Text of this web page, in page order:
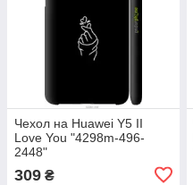
Чехол на Huawei Y5 II
Love You "4298m-496-
2448"
309 ₴